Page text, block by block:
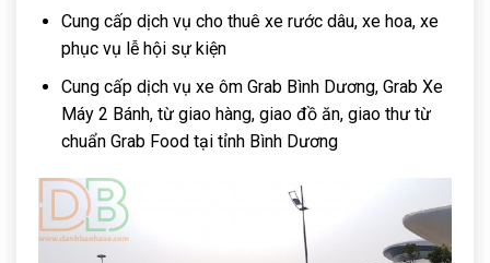
Cung cấp dịch vụ cho thuê xe rước dâu, xe hoa, xe
phục vụ lễ hội sự kiện
Cung cấp dịch vụ xe ôm Grab Bình Dương, Grab Xe
Máy 2 Bánh, từ giao hàng, giao đồ ăn, giao thư từ
chuẩn Grab Food tại tỉnh Bình Dương